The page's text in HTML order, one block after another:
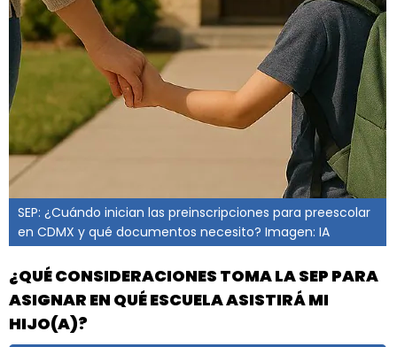
SEP: ¿Cuándo inician las preinscripciones para preescolar
en CDMX y qué documentos necesito? Imagen: IA
¿QUÉ CONSIDERACIONES TOMA LA SEP PARA
ASIGNAR EN QUÉ ESCUELA ASISTIRÁ MI
HIJO(A)?